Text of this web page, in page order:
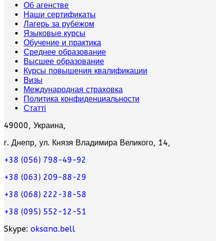
Об агенстве
Наши сертификаты
Лагерь за рубежом
Языковые курсы
Обучение и практика
Среднее образование
Высшее образование
Курсы повышения квалификации
Визы
Международная страховка
Политика конфиденциальности
Статті
49000, Украина,
г. Днепр, ул. Князя Владимира Великого, 14,
+38 (056) 798-49-92
+38 (063) 209-88-29
+38 (068) 222-38-58
+38 (095) 552-12-51
Skype: oksana.bell